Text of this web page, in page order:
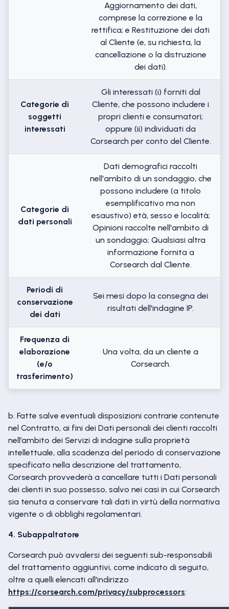
Aggiornamento dei dati,
comprese la correzione e la
rettifica; e Restituzione dei dati
al Cliente (e, su richiesta, la
cancellazione o la distruzione
dei dati).
Categorie di
soggetti
interessati
Gli interessati (i) forniti dal
Cliente, che possono includere i
propri clienti e consumatori;
oppure (ii) individuati da
Corsearch per conto del Cliente.
Categorie di
dati personali
Dati demografici raccolti
nell'ambito di un sondaggio, che
possono includere (a titolo
esemplificativo ma non
esaustivo) età, sesso e località;
Opinioni raccolte nell'ambito di
un sondaggio; Qualsiasi altra
informazione fornita a
Corsearch dal Cliente.
Periodi di
conservazione
dei dati
Sei mesi dopo la consegna dei
risultati dell'indagine IP.
Frequenza di
elaborazione
(e/o
trasferimento)
Una volta, da un cliente a
Corsearch.
b. Fatte salve eventuali disposizioni contrarie contenute
nel Contratto, ai fini dei Dati personali dei clienti raccolti
nell’ambito dei Servizi di indagine sulla proprietà
intellettuale, alla scadenza del periodo di conservazione
specificato nella descrizione del trattamento,
Corsearch provvederà a cancellare tutti i Dati personali
dei clienti in suo possesso, salvo nei casi in cui Corsearch
sia tenuta a conservare tali dati in virtù della normativa
vigente o di obblighi regolamentari.
4. Subappaltatore
Corsearch può avvalersi dei seguenti sub-responsabili
del trattamento aggiuntivi, come indicato di seguito,
oltre a quelli elencati all'indirizzo
https://corsearch.com/privacy/subprocessors: